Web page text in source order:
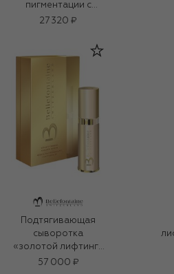
пигментации с
частицами золота
Imperial Gold (50ml)
27 320 ₽
Подтягивающая
сыворотка
«золотой лифтинг»
(30ml)
57 000 ₽